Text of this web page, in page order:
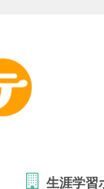
生涯学習